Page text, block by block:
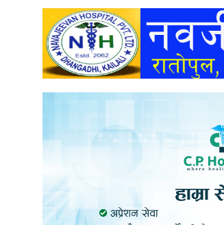
अन्तराष्ट्रिय
अन्तर्वार्ता
खेलकुद